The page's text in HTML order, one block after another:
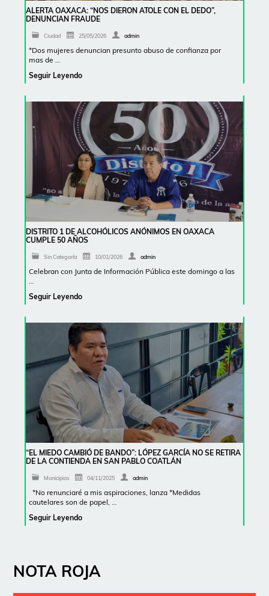
ALERTA OAXACA: “NOS DIERON ATOLE CON EL DEDO”,
DENUNCIAN FRAUDE
Ciudad 25/05/2026 admin
*Dos mujeres denuncian presunto abuso de confianza por
mas de …
Seguir Leyendo
DISTRITO 1 DE ALCOHÓLICOS ANÓNIMOS EN OAXACA
CUMPLE 50 AÑOS
Sin Categoría 10/01/2026 admin
Celebran con Junta de Información Pública este domingo a las
…
Seguir Leyendo
“EL MIEDO CAMBIÓ DE BANDO”: LÓPEZ GARCÍA NO SE RETIRA
DE LA CONTIENDA EN SAN PABLO COATLÁN
Municipios 04/11/2025 admin
*No renunciaré a mis aspiraciones, lanza *Medidas
cautelares son de papel, …
Seguir Leyendo
NOTA ROJA